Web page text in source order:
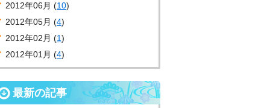
2012年06月 (10)
2012年05月 (4)
2012年02月 (1)
2012年01月 (4)
最新の記事